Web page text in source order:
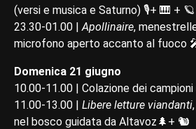
(versi e musica e Saturno) 🎙️+ 🎹 + 🪐
23.30-01.00 |Apollinaire,
microfono aperto accanto al fuoco
Domenica 21 giugno
10.00-11.00 | Colazione dei campioni
11.00-13.00 | Libere letture viandanti
nel bosco guidata da Altavoz🌲+ 🐿️